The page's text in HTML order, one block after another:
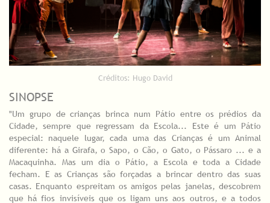
Créditos: Hugo David
SINOPSE
"Um grupo de crianças brinca num Pátio entre os prédios da
Cidade, sempre que regressam da Escola... Este é um Pátio
especial: naquele lugar, cada uma das Crianças é um Animal
diferente: há a Girafa, o Sapo, o Cão, o Gato, o Pássaro ... e a
Macaquinha. Mas um dia o Pátio, a Escola e toda a Cidade
fecham. E as Crianças são forçadas a brincar dentro das suas
casas. Enquanto espreitam os amigos pelas janelas, descobrem
que há fios invisíveis que os ligam uns aos outros, e a todos